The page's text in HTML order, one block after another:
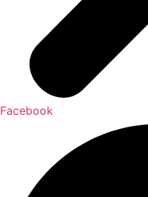
Facebook